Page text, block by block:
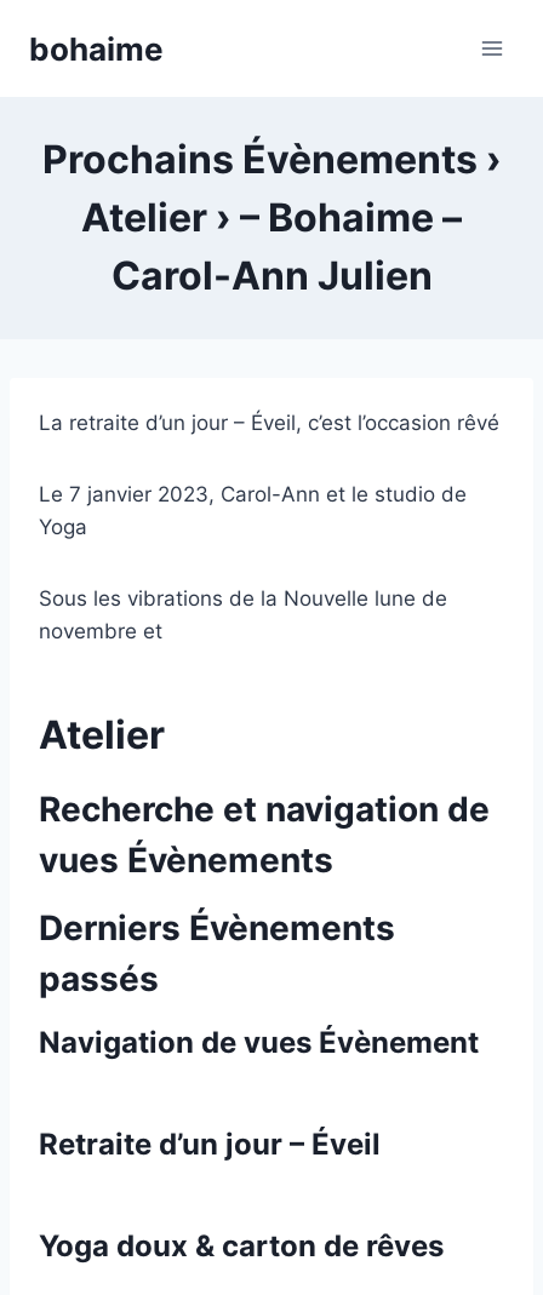
bohaime
Prochains Évènements ›
Atelier › – Bohaime –
Carol-Ann Julien
La retraite d’un jour – Éveil, c’est l’occasion rêvé
Le 7 janvier 2023, Carol-Ann et le studio de
Yoga
Sous les vibrations de la Nouvelle lune de
novembre et
Atelier
Recherche et navigation de
vues Évènements
Derniers Évènements
passés
Navigation de vues Évènement
Retraite d’un jour – Éveil
Yoga doux & carton de rêves